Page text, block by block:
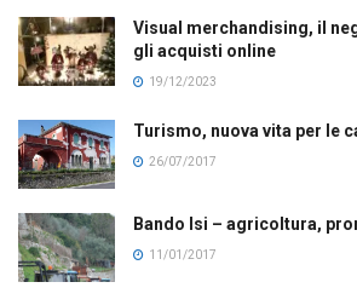
Visual merchandising, il
gli acquisti online
19/12/2023
Turismo, nuova vita per le
26/07/2017
Bando Isi – agricoltura,
11/01/2017